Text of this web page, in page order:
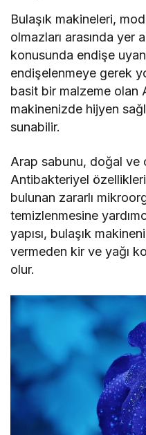
Bulaşık makineleri,
olmazları arasında yer
konusunda endişe
endişelenmeye gerek
basit bir malzeme olan
makinenizde hijyen
sunabilir.
Arap sabunu, doğal ve
Antibakteriyel özellikleri
bulunan zararlı
temizlenmesine
yapısı, bulaşık
vermeden kir ve yağı
olur.